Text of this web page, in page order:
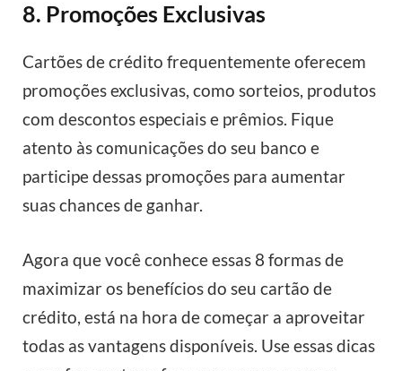
8. Promoções Exclusivas
Cartões de crédito frequentemente oferecem
promoções exclusivas, como sorteios, produtos
com descontos especiais e prêmios. Fique
atento às comunicações do seu banco e
participe dessas promoções para aumentar
suas chances de ganhar.
Agora que você conhece essas 8 formas de
maximizar os benefícios do seu cartão de
crédito, está na hora de começar a aproveitar
todas as vantagens disponíveis. Use essas dicas